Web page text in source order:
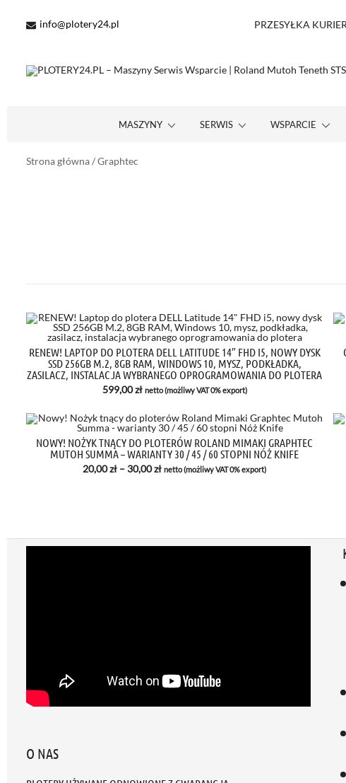
treści
info@plotery24.pl PRZESYŁKA
PLOTERY24.PL – MASZYNY SERWIS WSPARCIE | ROLAND
MASZYNY SERWIS WSPARCIE
Strona główna/ Graphtec
RENEW! LAPTOP DO PLOTERA DELL LATITUDE 14″ FHD I5, NOWY DYSK
SSD 256GB M.2, 8GB RAM, WINDOWS 10, MYSZ, PODKŁADKA,
ZASILACZ, INSTALACJA WYBRANEGO OPROGRAMOWANIA DO PLOTERA
599,00zł netto (możliwy VAT 0% export)
NOWY! NOŻYK TNĄCY DO PLOTERÓW ROLAND MIMAKI GRAPHTEC
MUTOH SUMMA – WARIANTY 30 / 45 / 60 STOPNI NÓŻ KNIFE
20,00zł –30,00złZakres
netto (możliwy VAT 0% export)
O NAS